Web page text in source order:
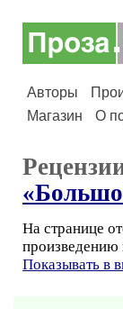
Авторы
Магазин
О
На странице
произведению
Показывать в